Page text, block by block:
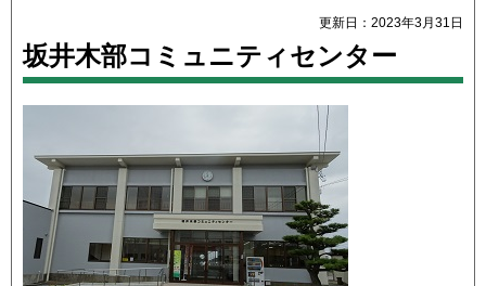
更新日：2023年3月31日
坂井木部コミュニティセンター